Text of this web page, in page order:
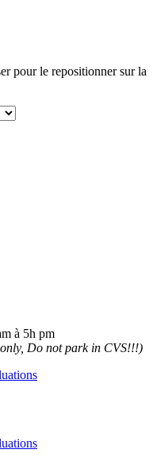
pour le repositionner sur la
à 5h pm
Do not park in CVS!!!)